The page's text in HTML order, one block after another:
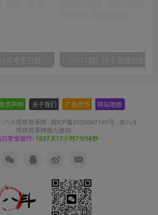
（10150期）2024高考项目野路子玩法，无限裂变，最高一天1W＋！
免责声明 关于我们 广告合作 网站地图
八斗项目资源网 · 皖ICP备2025097190号 · 由八斗
项目资源网强力驱动.
安全运行: 1637天17小时7分58秒